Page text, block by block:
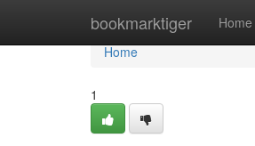
bookmarktiger Home
Home
Home
1